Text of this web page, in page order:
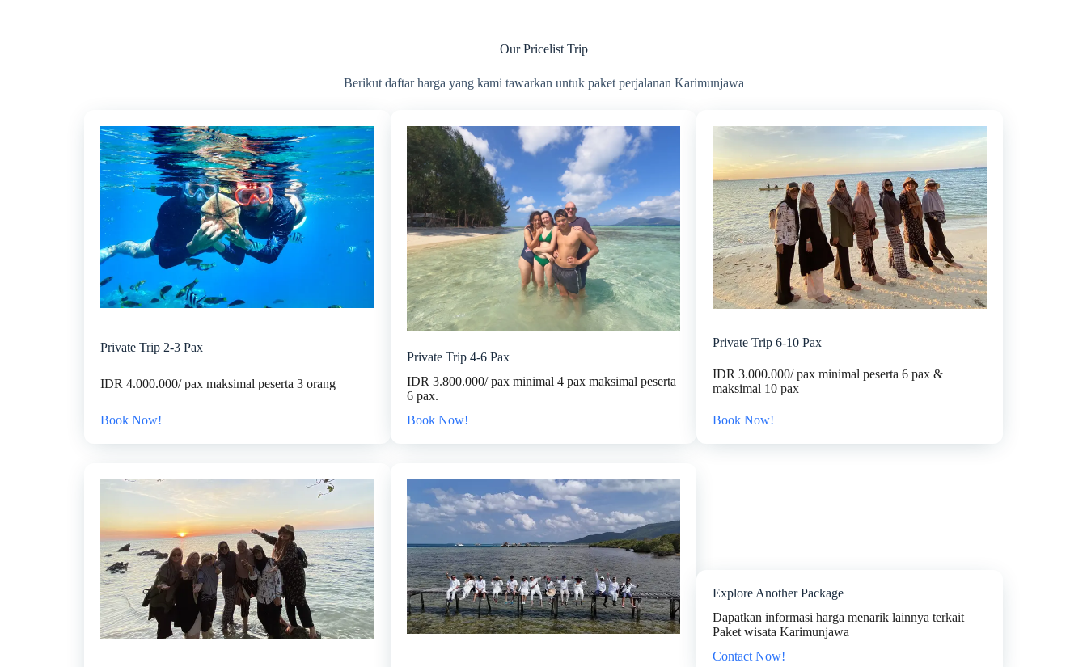
Our Pricelist Trip
Berikut daftar harga yang kami tawarkan untuk paket perjalanan Karimunjawa
Private Trip 2-3 Pax
IDR 4.000.000/ pax maksimal peserta 3 orang
Book Now!
Private Trip 4-6 Pax
IDR 3.800.000/ pax minimal 4 pax maksimal peserta
6 pax.
Book Now!
Private Trip 6-10 Pax
IDR 3.000.000/ pax minimal peserta 6 pax &
maksimal 10 pax
Book Now!
Explore Another Package
Dapatkan informasi harga menarik lainnya terkait
Paket wisata Karimunjawa
Contact Now!